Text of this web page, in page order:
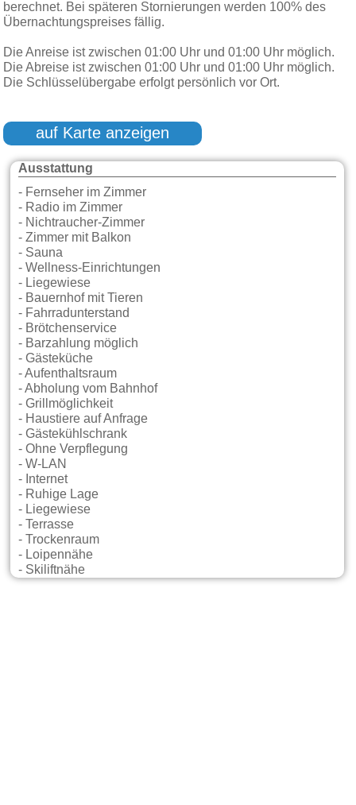
berechnet. Bei späteren Stornierungen werden 100% des
Übernachtungspreises fällig.
Die Anreise ist zwischen 01:00 Uhr und 01:00 Uhr möglich.
Die Abreise ist zwischen 01:00 Uhr und 01:00 Uhr möglich.
Die Schlüsselübergabe erfolgt persönlich vor Ort.
auf Karte anzeigen
Ausstattung
- Fernseher im Zimmer
- Radio im Zimmer
- Nichtraucher-Zimmer
- Zimmer mit Balkon
- Sauna
- Wellness-Einrichtungen
- Liegewiese
- Bauernhof mit Tieren
- Fahrradunterstand
- Brötchenservice
- Barzahlung möglich
- Gästeküche
- Aufenthaltsraum
- Abholung vom Bahnhof
- Grillmöglichkeit
- Haustiere auf Anfrage
- Gästekühlschrank
- Ohne Verpflegung
- W-LAN
- Internet
- Ruhige Lage
- Liegewiese
- Terrasse
- Trockenraum
- Loipennähe
- Skiliftnähe